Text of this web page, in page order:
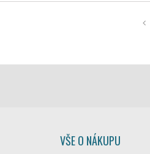
VŠE O NÁKUPU